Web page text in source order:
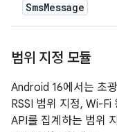
SmsMessage
범위 지정 모듈
Android 16에서는 초
RSSI 범위 지정, Wi-
API를 집계하는 범위